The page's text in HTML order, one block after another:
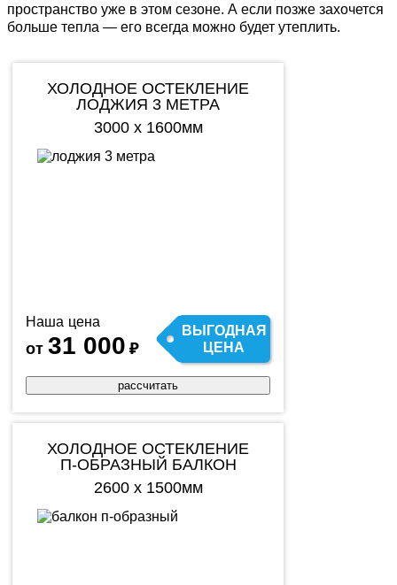
пространство уже в этом сезоне. А если позже захочется
больше тепла — его всегда можно будет утеплить.
ХОЛОДНОЕ ОСТЕКЛЕНИЕ
ЛОДЖИЯ 3 МЕТРА
3000 х 1600мм
Наша цена
от 31 000 ₽
ВЫГОДНАЯ
ЦЕНА
рассчитать
ХОЛОДНОЕ ОСТЕКЛЕНИЕ
П-ОБРАЗНЫЙ БАЛКОН
2600 х 1500мм